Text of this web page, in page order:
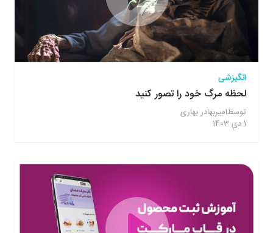
انگیزشی
لحظه مرگ خود را تصور کنید
توسطامیربهادر بهاری
1 دي 1403